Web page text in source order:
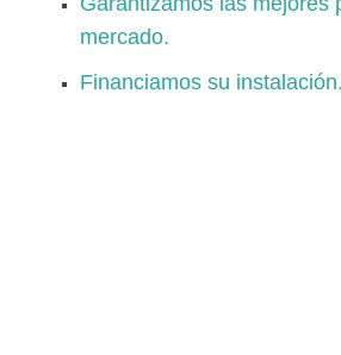
mercado.
Financiamos su instalación.